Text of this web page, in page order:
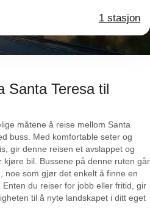
1 stasjon
Santa Teresa til
måtene å reise mellom Santa
buss. Med komfortable seter og
gir denne reisen et avslappet og
kjøre bil. Bussene på denne ruten går
noe som gjør det enkelt å finne en
du reiser for jobb eller fritid, gir
til å nyte landskapet i ditt eget